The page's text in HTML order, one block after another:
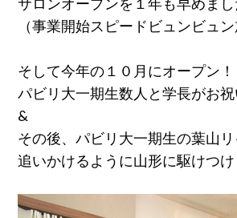
（事業開始スピードビュンビュン
そして今年の１０月にオープン！
パビリ大一期生数人と学長がお
&
その後、パビリ大一期生の葉山
追いかけるように山形に駆けつけ